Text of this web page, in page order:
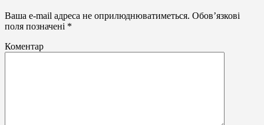
Ваша e-mail адреса не оприлюднюватиметься. Обов’язкові
поля позначені *
Коментар